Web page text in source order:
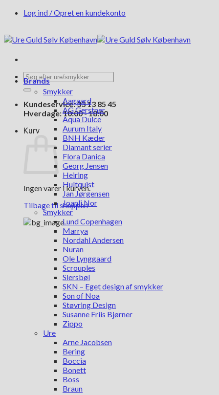
FortsætLog ind / Opret en kundekonto
Søg
efter:
Kundeservice: 33 13 85 45
Hverdage: 10:00 - 18:00
Kurv
Ingen varer i kurven.
Tilbage til shoppen
Brands
Smykker
Aagaard
AG Gerstner
Aqua Dulce
Aurum Italy
BNH Kæder
Diamant serier
Flora Danica
Georg Jensen
Heiring
Hultquist
Jan Jørgensen
Joanli Nor
Smykker
Lund Copenhagen
Marrya
Nordahl Andersen
Nuran
Ole Lynggaard
Scrouples
Siersbøl
SKN – Eget design af smykker
Son of Noa
Støvring Design
Susanne Friis Bjørner
Zippo
Ure
Arne Jacobsen
Bering
Boccia
Bonett
Boss
Braun